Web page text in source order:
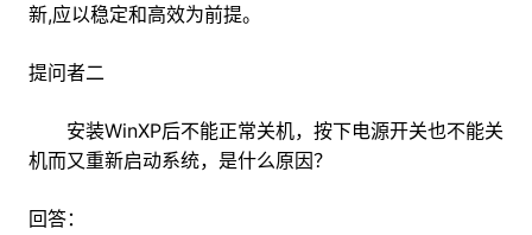
新,应以稳定和高效为前提。
提问者二
安装WinXP后不能正常关机，按下电源开关也不能关
机而又重新启动系统，是什么原因？
回答：